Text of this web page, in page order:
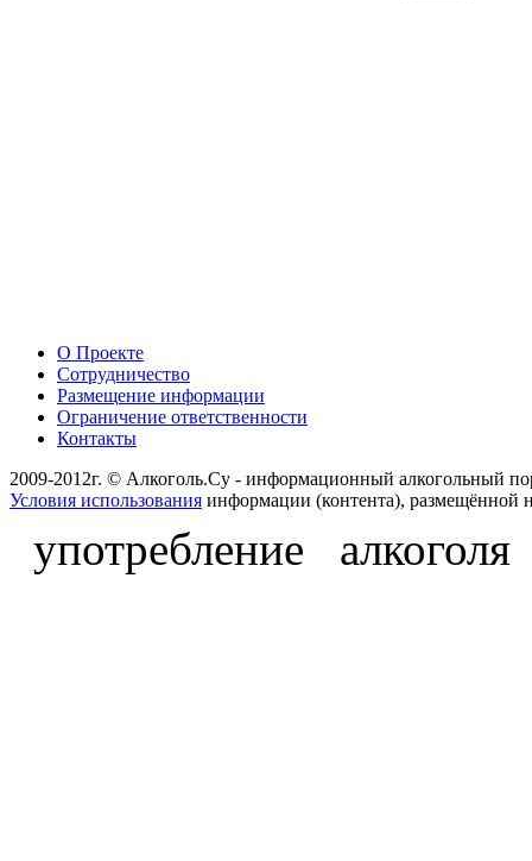
О Проекте
Сотрудничество
Размещение информации
Ограничение ответственности
Контакты
2009-2012г. © Алкоголь.Су - информационный алкогольный
Условия использования информации (контента), размещённой
употребление